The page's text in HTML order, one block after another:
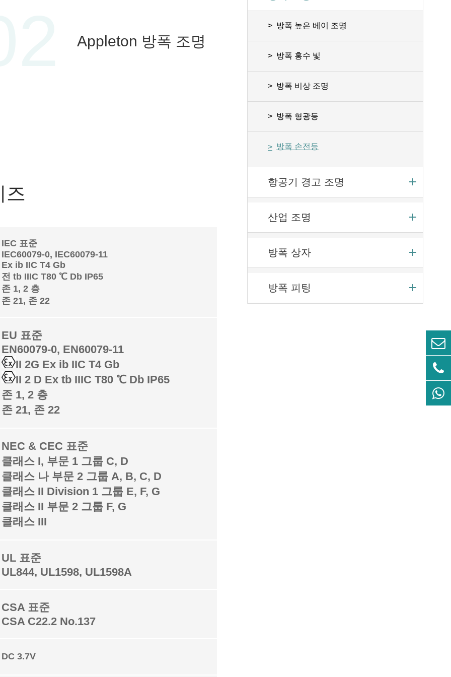
Appleton 방폭 조명
즈
IEC 표준
IEC60079-0, IEC60079-11
Ex ib IIC T4 Gb
전 tb IIIC T80 ℃ Db IP65
존 1, 2 층
존 21, 존 22
EU 표준
EN60079-0, EN60079-11
II 2G Ex ib IIC T4 Gb
II 2 D Ex tb IIIC T80 ℃ Db IP65
존 1, 2 층
존 21, 존 22
NEC & CEC 표준
클래스 I, 부문 1 그룹 C, D
클래스 나 부문 2 그룹 A, B, C, D
클래스 II Division 1 그룹 E, F, G
클래스 II 부문 2 그룹 F, G
클래스 III
UL 표준
UL844, UL1598, UL1598A
CSA 표준
CSA C22.2 No.137
DC 3.7V
방폭 높은 베이 조명
방폭 홍수 빛
방폭 비상 조명
방폭 형광등
방폭 손전등
항공기 경고 조명
산업 조명
방폭 상자
방폭 피팅